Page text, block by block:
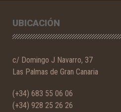
UBICACIÓN
c/ Domingo J Navarro, 37
Las Palmas de Gran Canaria
(+34) 683 55 06 06
(+34) 928 25 26 26